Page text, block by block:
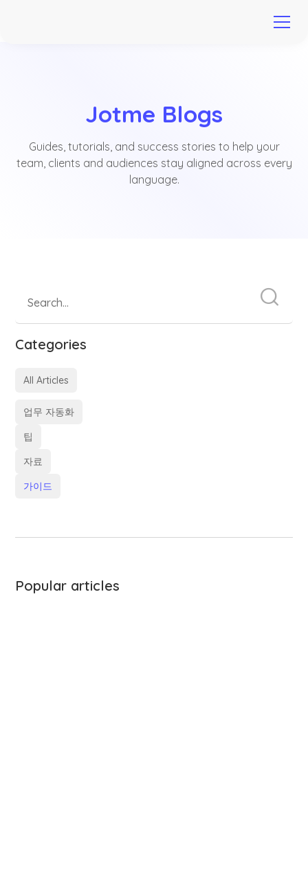
Jotme Blogs
Guides, tutorials, and success stories to help your
team, clients and audiences stay aligned across every
language.
Categories
All Articles
업무 자동화
팁
자료
가이드
Popular articles